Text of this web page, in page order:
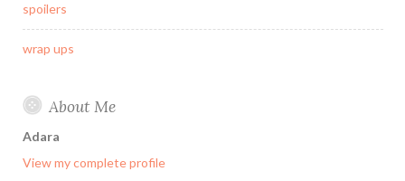
spoilers
wrap ups
About Me
Adara
View my complete profile